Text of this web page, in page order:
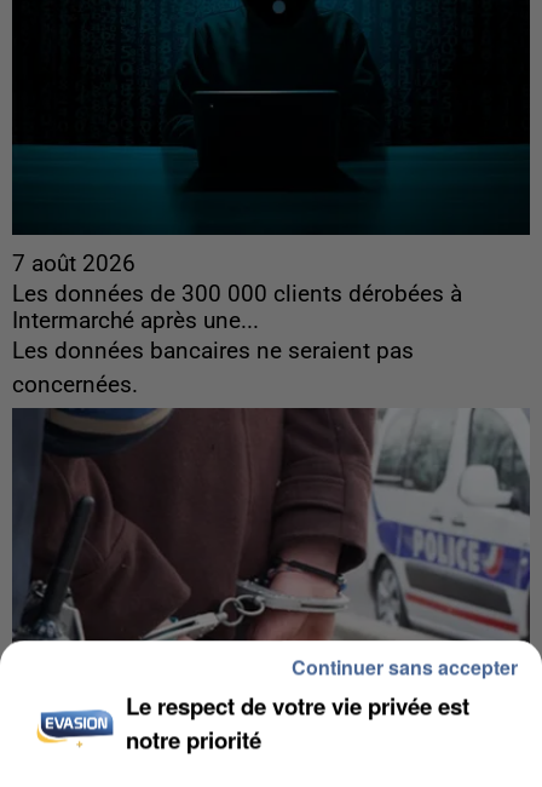
7 août 2026
Les données de 300 000 clients dérobées à
Intermarché après une...
Les données bancaires ne seraient pas
concernées.
Le respect de votre vie privée est
notre priorité
Continuer sans accepter